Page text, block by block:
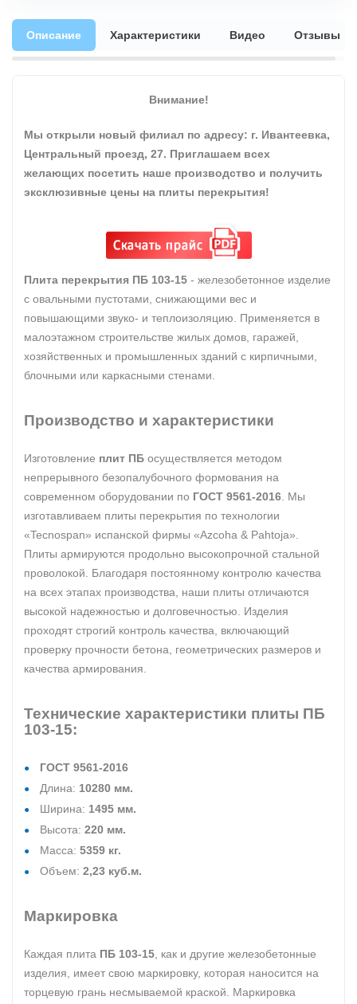
Описание Характеристики Видео Отзывы
Внимание!
Мы открыли новый филиал по адресу: г. Ивантеевка,
Центральный проезд, 27. Приглашаем всех
желающих посетить наше производство и получить
эксклюзивные цены на плиты перекрытия!
Плита перекрытия ПБ 103-15 - железобетонное изделие
с овальными пустотами, снижающими вес и
повышающими звуко- и теплоизоляцию. Применяется в
малоэтажном строительстве жилых домов, гаражей,
хозяйственных и промышленных зданий с кирпичными,
блочными или каркасными стенами.
Производство и характеристики
Изготовление плит ПБ осуществляется методом
непрерывного безопалубочного формования на
современном оборудовании по ГОСТ 9561-2016 . Мы
изготавливаем плиты перекрытия по технологии
«Tecnospan» испанской фирмы «Azcoha & Pahtoja».
Плиты армируются продольно высокопрочной стальной
проволокой. Благодаря постоянному контролю качества
на всех этапах производства, наши плиты отличаются
высокой надежностью и долговечностью. Изделия
проходят строгий контроль качества, включающий
проверку прочности бетона, геометрических размеров и
качества армирования.
Технические характеристики плиты ПБ
103-15:
ГОСТ 9561-2016
Длина: 10280 мм.
Ширина: 1495 мм.
Высота: 220 мм.
Масса: 5359 кг.
Объем: 2,23 куб.м.
Маркировка
Каждая плита ПБ 103-15 , как и другие железобетонные
изделия, имеет свою маркировку, которая наносится на
торцевую грань несмываемой краской. Маркировка